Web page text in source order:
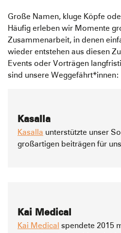
Große Namen, kluge Köpfe
Häufig erleben wir Momente
Zusammenarbeit, in denen
wieder entstehen aus diesen
Events oder Vorträgen
sind unsere Weggefährt*innen:
Kasalla
Kasalla unterstützte unser
großartigen beiträgen für
Kai Medical
Kai Medical spendete 2015